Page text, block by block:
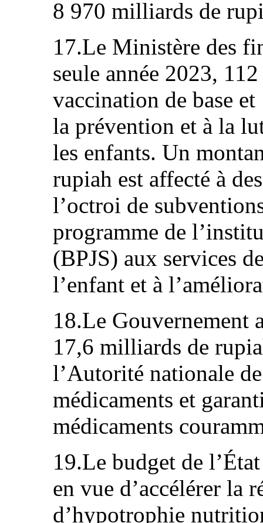
8 970 milliards de
17.Le Ministère des
seule année 2023,
vaccination de base
la prévention et à la
les enfants. Un
rupiah est affecté à
l’octroi de
programme de
(BPJS) aux services
l’enfant et à
18.Le Gouvernement
17,6 milliards de
l’Autorité nationale
médicaments et
médicaments
19.Le budget de
en vue d’accélérer la
d’hypotrophie